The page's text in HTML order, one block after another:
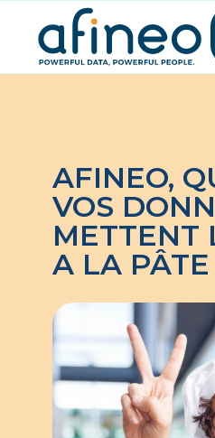
AFINEO,
VOS
METTENT
A LA PÂTE